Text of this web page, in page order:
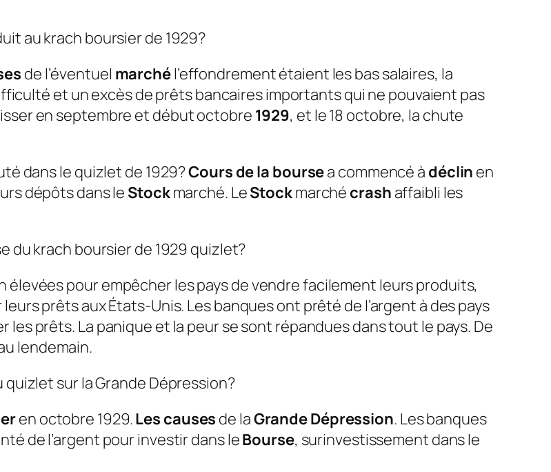
au krach boursier de 1929?
de l’éventuel marchél’effondrement étaient les bas salaires, la
et un excès de prêts bancaires importants qui ne pouvaient pas
en septembre et début octobre1929, et le 18 octobre, la chute
dans le quizlet de 1929?Cours de la boursea commencé à déclin en
dépôts dans le Stockmarché. LeStockmarché crash affaibli les
du krach boursier de 1929 quizlet?
pour empêcher les pays de vendre facilement leurs produits,
prêts aux États-Unis. Les banques ont prêté de l’argent à des pays
prêts. La panique et la peur se sont répandues dans tout le pays. De
lendemain.
sur la Grande Dépression?
en octobre 1929.Les causes de laGrande Dépression. Les banques
de l’argent pour investir dans leBourse, surinvestissement dans le